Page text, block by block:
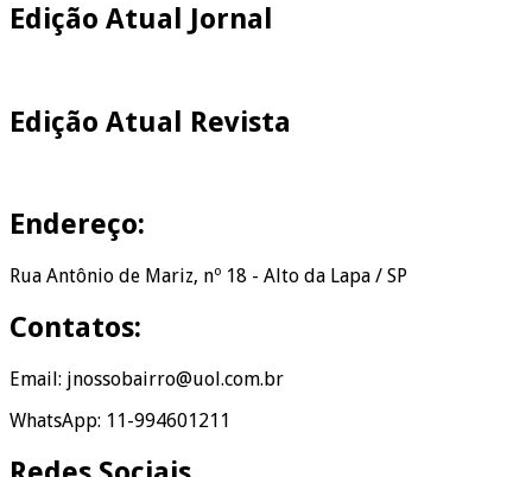
Edição Atual Jornal
Edição Atual Revista
Endereço:
Rua Antônio de Mariz, nº 18 - Alto da Lapa / SP
Contatos:
Email: jnossobairro@uol.com.br
WhatsApp: 11-994601211